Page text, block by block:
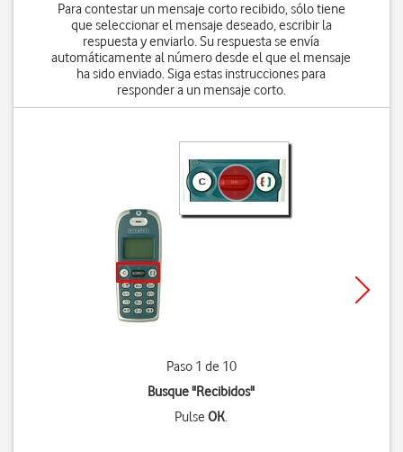
Para contestar un mensaje corto recibido, sólo tiene
que seleccionar el mensaje deseado, escribir la
respuesta y enviarlo. Su respuesta se envía
automáticamente al número desde el que el mensaje
ha sido enviado. Siga estas instrucciones para
responder a un mensaje corto.
Paso 1 de 10
Busque "Recibidos"
PulseOK.